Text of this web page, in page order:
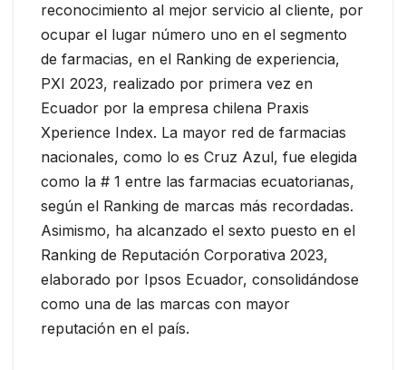
reconocimiento al mejor servicio al cliente, por
ocupar el lugar número uno en el segmento
de farmacias, en el Ranking de experiencia,
PXI 2023, realizado por primera vez en
Ecuador por la empresa chilena Praxis
Xperience Index. La mayor red de farmacias
nacionales, como lo es Cruz Azul, fue elegida
como la # 1 entre las farmacias ecuatorianas,
según el Ranking de marcas más recordadas.
Asimismo, ha alcanzado el sexto puesto en el
Ranking de Reputación Corporativa 2023,
elaborado por Ipsos Ecuador, consolidándose
como una de las marcas con mayor
reputación en el país.